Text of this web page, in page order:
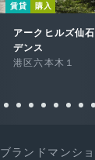
賃貸 購入
アークヒルズ仙
デンス
港区六本木１
ブランドマンシ